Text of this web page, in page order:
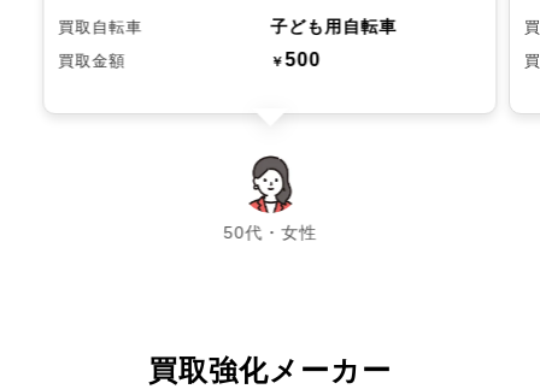
買取自転車 子ども用自転車
買取金額 ￥500
50代・女性
chevron_left chevron_right
買取強化メーカー